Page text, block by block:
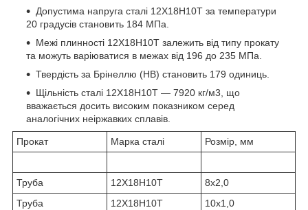
Допустима напруга сталі 12Х18Н10T за температури
20 градусів становить 184 МПа.
Межі плинності 12Х18Н10Т залежить від типу прокату
та можуть варіюватися в межах від 196 до 235 МПа.
Твердість за Брінеллю (HB) становить 179 одиниць.
Щільність сталі 12Х18Н10Т — 7920 кг/м3, що
вважається досить високим показником серед
аналогічних неіржавких сплавів.
Прокат Марка сталі Розмір, мм
Труба 12Х18Н10Т
8х2,0
Труба
12Х18Н10Т
10х1,0